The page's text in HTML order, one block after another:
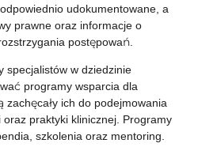
udokumentowane, a
prawne oraz informacje o
postępowań.
specjalistów w dziedzinie
programy wsparcia dla
zachęcały ich do podejmowania
praktyki klinicznej. Programy
szkolenia oraz mentoring.